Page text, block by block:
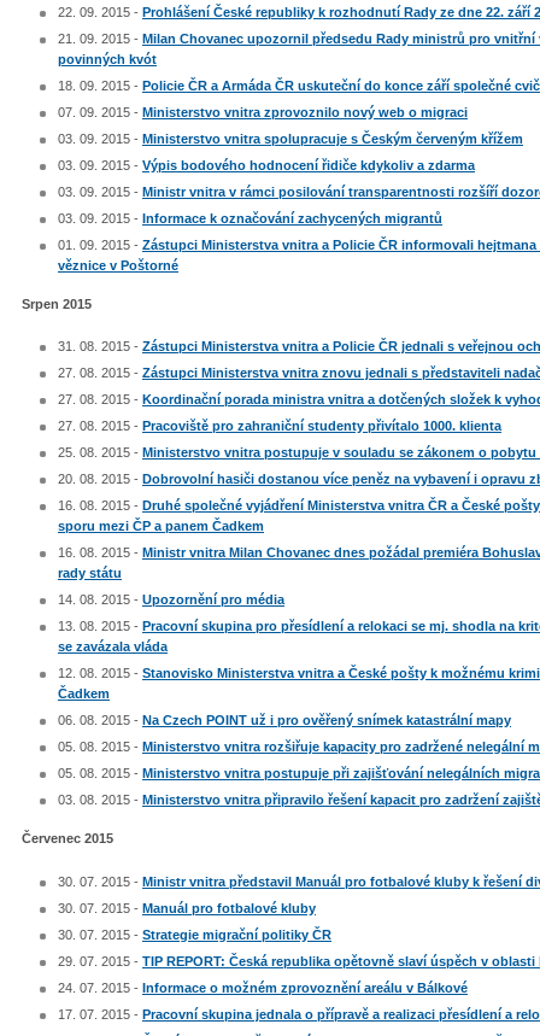
22. 09. 2015 - Prohlášení České republiky k rozhodnutí Rady ze dne 22. září
21. 09. 2015 - Milan Chovanec upozornil předsedu Rady ministrů pro
povinných kvót
18. 09. 2015 - Policie ČR a Armáda ČR uskuteční do konce září společné
07. 09. 2015 - Ministerstvo vnitra zprovoznilo nový web o migraci
03. 09. 2015 - Ministerstvo vnitra spolupracuje s Českým červeným křížem
03. 09. 2015 - Výpis bodového hodnocení řidiče kdykoliv a zdarma
03. 09. 2015 - Ministr vnitra v rámci posilování transparentnosti rozšíří
03. 09. 2015 - Informace k označování zachycených migrantů
01. 09. 2015 - Zástupci Ministerstva vnitra a Policie ČR informovali
věznice v Poštorné
Srpen 2015
31. 08. 2015 - Zástupci Ministerstva vnitra a Policie ČR jednali s veřejnou
27. 08. 2015 - Zástupci Ministerstva vnitra znovu jednali s představiteli
27. 08. 2015 - Koordinační porada ministra vnitra a dotčených složek k
27. 08. 2015 - Pracoviště pro zahraniční studenty přivítalo 1000. klienta
25. 08. 2015 - Ministerstvo vnitra postupuje v souladu se zákonem o
20. 08. 2015 - Dobrovolní hasiči dostanou více peněz na vybavení i opravu
16. 08. 2015 - Druhé společné vyjádření Ministerstva vnitra ČR a České
sporu mezi ČP a panem Čadkem
16. 08. 2015 - Ministr vnitra Milan Chovanec dnes požádal premiéra
rady státu
14. 08. 2015 - Upozornění pro média
13. 08. 2015 - Pracovní skupina pro přesídlení a relokaci se mj. shodla na
se zavázala vláda
12. 08. 2015 - Stanovisko Ministerstva vnitra a České pošty k možnému
Čadkem
06. 08. 2015 - Na Czech POINT už i pro ověřený snímek katastrální mapy
05. 08. 2015 - Ministerstvo vnitra rozšiřuje kapacity pro zadržené nelegální
05. 08. 2015 - Ministerstvo vnitra postupuje při zajišťování nelegálních
03. 08. 2015 - Ministerstvo vnitra připravilo řešení kapacit pro zadržení
Červenec 2015
30. 07. 2015 - Ministr vnitra představil Manuál pro fotbalové kluby k řešení
30. 07. 2015 - Manuál pro fotbalové kluby
30. 07. 2015 - Strategie migrační politiky ČR
29. 07. 2015 - TIP REPORT: Česká republika opětovně slaví úspěch v
24. 07. 2015 - Informace o možném zprovoznění areálu v Bálkové
17. 07. 2015 - Pracovní skupina jednala o přípravě a realizaci přesídlení a